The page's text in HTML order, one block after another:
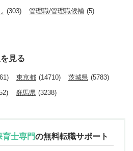
(303) 管理職/管理職候補 (5)
見る
東京都 (14710) 茨城県 (5783)
群馬県 (3238)
士専門の無料転職サポート